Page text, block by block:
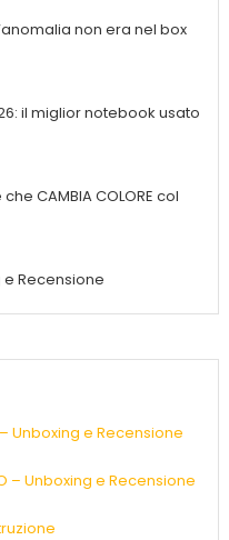
non era nel box
il miglior notebook usato
che CAMBIA COLORE col
e Recensione
Unboxing e Recensione
– Unboxing e Recensione